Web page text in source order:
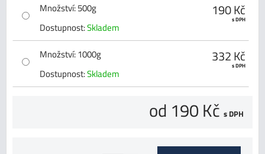
Množství:500g
Dostupnost:Skladem
190 Kč
s DPH
Množství:1000g
Dostupnost:Skladem
332 Kč
s DPH
od 190 Kč s DPH